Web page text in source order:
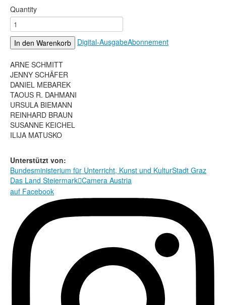
Datenschutz
Mediadaten
Edition
Camera Austria Preis
Fotoarchiv Pierre Bourdieu
Rechtliche Informationen
Quantity
In den Warenkorb Digital-AusgabeAbonnement
ARNE SCHMITT
JENNY SCHÄFER
DANIEL MEBAREK
TAOUS R. DAHMANI
URSULA BIEMANN
REINHARD BRAUN
SUSANNE KEICHEL
ILIJA MATUSKO
Unterstützt von:
Bundesministerium für Unterricht, Kunst und KulturStadt Graz
Das Land SteiermarkCamera Austria
auf Facebook